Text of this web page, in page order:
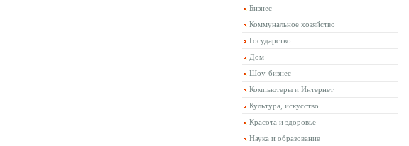
Бизнес
Коммунальное хозяйство
Государство
Дом
Шоу-бизнес
Компьютеры и Интернет
Культура, искусство
Красота и здоровье
Наука и образование